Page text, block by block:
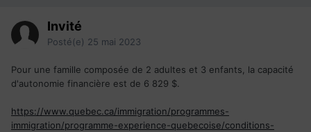
Invité
Posté(e) 25 mai 2023
Pour une famille composée de 2 adultes et 3 enfants, la capacité
d'autonomie financière est de 6 829 $.
https://www.quebec.ca/immigration/programmes-
immigration/programme-experience-quebecoise/conditions-